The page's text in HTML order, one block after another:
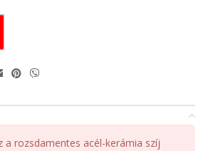
a rozsdamentes acél-kerámia szíj